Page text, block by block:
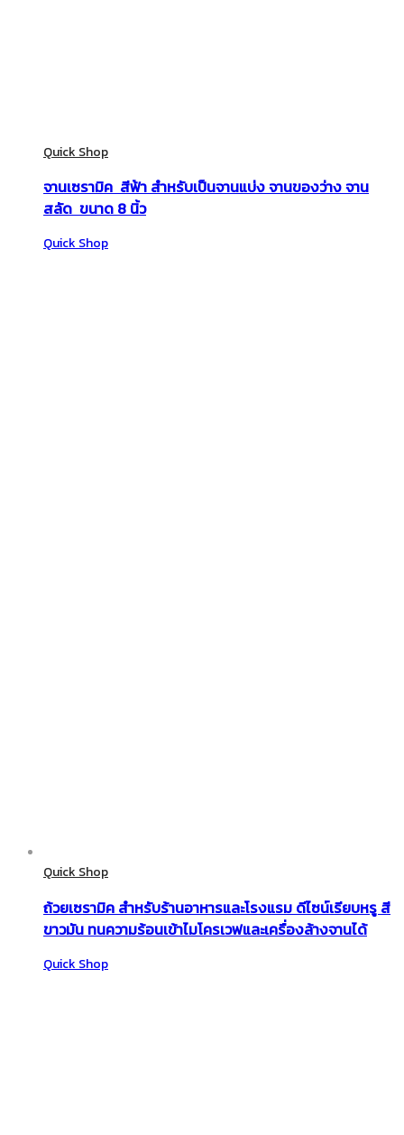
Quick Shop
จานเซรามิค สีฟ้า สำหรับเป็นจานแบ่ง จานของว่าง จาน
สลัด ขนาด 8 นิ้ว
Quick Shop
Quick Shop
ถ้วยเซรามิค สำหรับร้านอาหารและโรงแรม ดีไซน์เรียบหรู สี
ขาวมัน ทนความร้อนเข้าไมโครเวฟและเครื่องล้างจานได้
Quick Shop